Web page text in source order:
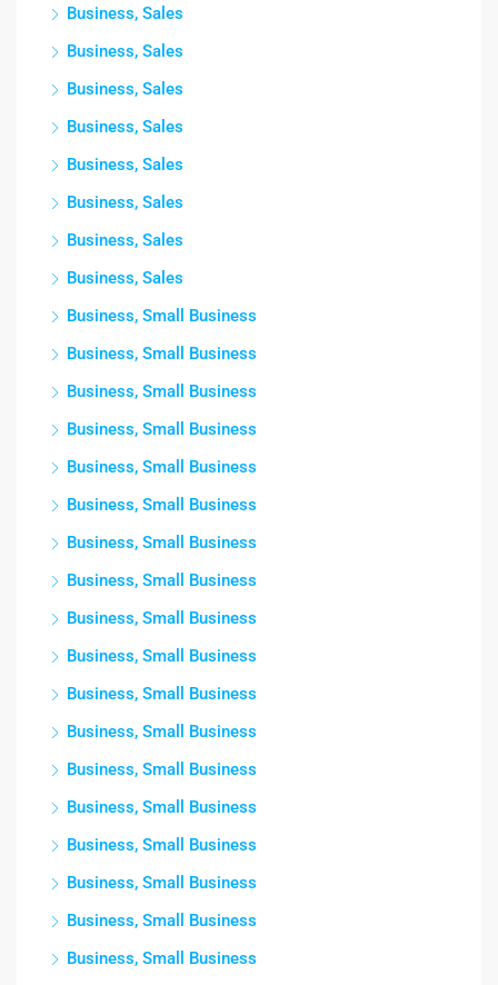
Business, Sales
Business, Sales
Business, Sales
Business, Sales
Business, Sales
Business, Sales
Business, Sales
Business, Sales
Business, Small Business
Business, Small Business
Business, Small Business
Business, Small Business
Business, Small Business
Business, Small Business
Business, Small Business
Business, Small Business
Business, Small Business
Business, Small Business
Business, Small Business
Business, Small Business
Business, Small Business
Business, Small Business
Business, Small Business
Business, Small Business
Business, Small Business
Business, Small Business